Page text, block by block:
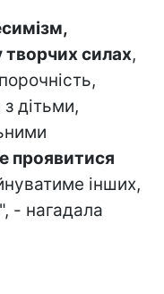
творчих силах,
дітьми,
проявитися
інших,
- нагадала